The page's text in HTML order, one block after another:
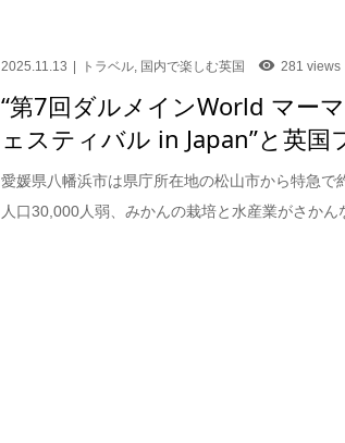
2025.11.13 トラベル 国内で楽しむ英国 281 views
“第7回ダルメインWorld マー
ェスティバル in Japan”と英国
愛媛県八幡浜市は県庁所在地の松山市から特急で
人口30,000人弱、みかんの栽培と水産業がさかん